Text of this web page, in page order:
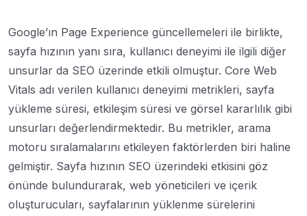
Google’ın Page Experience güncellemeleri ile birlikte,
sayfa hızının yanı sıra, kullanıcı deneyimi ile ilgili diğer
unsurlar da SEO üzerinde etkili olmuştur. Core Web
Vitals adı verilen kullanıcı deneyimi metrikleri, sayfa
yükleme süresi, etkileşim süresi ve görsel kararlılık gibi
unsurları değerlendirmektedir. Bu metrikler, arama
motoru sıralamalarını etkileyen faktörlerden biri haline
gelmiştir. Sayfa hızının SEO üzerindeki etkisini göz
önünde bulundurarak, web yöneticileri ve içerik
oluşturucuları, sayfalarının yüklenme sürelerini